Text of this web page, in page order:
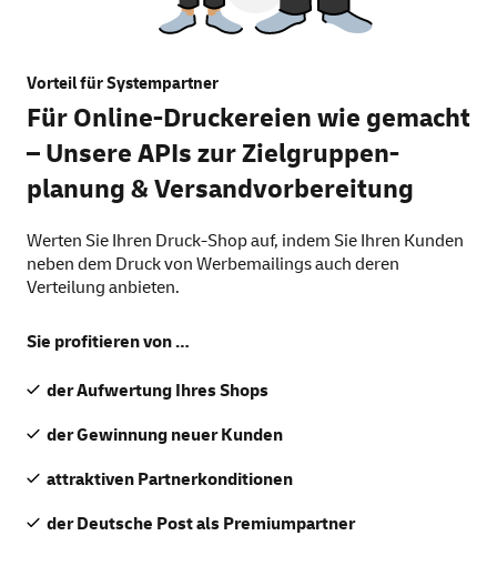
Vorteil für Systempartner
Für Online-Druckereien wie gemacht
– Unsere APIs zur Zielgruppen­
planung & Versand­vor­bereitung
Werten Sie Ihren Druck-Shop auf, indem Sie Ihren Kunden
neben dem Druck von Werbemailings auch deren
Verteilung anbieten.
Sie profitieren von …
der Aufwertung Ihres Shops
der Gewinnung neuer Kunden
attraktiven Partnerkonditionen
der Deutsche Post als Premiumpartner